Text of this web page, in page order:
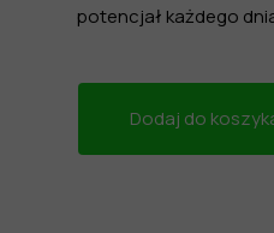
Dodaj do
potencjał każdego